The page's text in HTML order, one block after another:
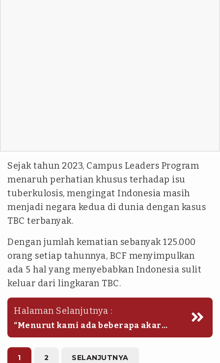
Sejak tahun 2023, Campus Leaders Program
menaruh perhatian khusus terhadap isu
tuberkulosis, mengingat Indonesia masih
menjadi negara kedua di dunia dengan kasus
TBC terbanyak.
Dengan jumlah kematian sebanyak 125.000
orang setiap tahunnya, BCF menyimpulkan
ada 5 hal yang menyebabkan Indonesia sulit
keluar dari lingkaran TBC.
Halaman Selanjutnya :
“Menurut kami ada beberapa akar
masalah yaitu keterlambatan dan
ketidaklengkapan dalam deteksi
kasus, stigma yang berkaitan dengan
1 2 SELANJUTNYA